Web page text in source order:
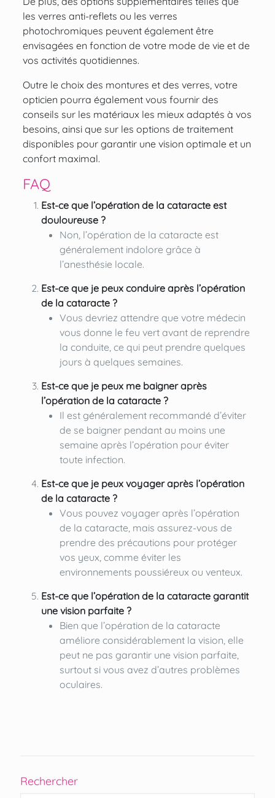
les verres anti-reflets ou les verres
photochromiques peuvent également être
envisagées en fonction de votre mode de vie et de
vos activités quotidiennes.
Outre le choix des montures et des verres, votre
opticien pourra également vous fournir des
conseils sur les matériaux les mieux adaptés à vos
besoins, ainsi que sur les options de traitement
disponibles pour garantir une vision optimale et un
confort maximal.
FAQ
Est-ce que l’opération de la cataracte est
douloureuse ?
Non, l’opération de la cataracte est
généralement indolore grâce à
l’anesthésie locale.
Est-ce que je peux conduire après l’opération
de la cataracte ?
Vous devriez attendre que votre médecin
vous donne le feu vert avant de reprendre
la conduite, ce qui peut prendre quelques
jours à quelques semaines.
Est-ce que je peux me baigner après
l’opération de la cataracte ?
Il est généralement recommandé d’éviter
de se baigner pendant au moins une
semaine après l’opération pour éviter
toute infection.
Est-ce que je peux voyager après l’opération
de la cataracte ?
Vous pouvez voyager après l’opération
de la cataracte, mais assurez-vous de
prendre des précautions pour protéger
vos yeux, comme éviter les
environnements poussiéreux ou venteux.
Est-ce que l’opération de la cataracte garantit
une vision parfaite ?
Bien que l’opération de la cataracte
améliore considérablement la vision, elle
peut ne pas garantir une vision parfaite,
surtout si vous avez d’autres problèmes
oculaires.
Rechercher